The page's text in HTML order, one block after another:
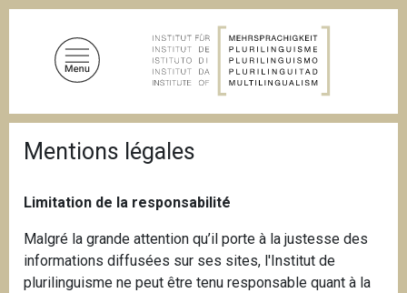
i
l
'
A
i
a
n
Mentions légales
Limitation de la responsabilité
Malgré la grande attention qu’il porte à la justesse des
informations diffusées sur ses sites, l'Institut de
plurilinguisme ne peut être tenu responsable quant à la